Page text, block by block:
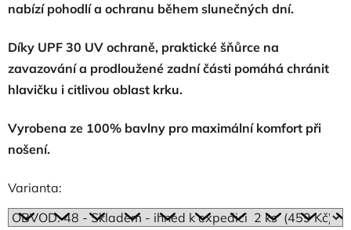
nabízí pohodlí a ochranu během slunečných dní.
Díky UPF 30 UV ochraně, praktické šňůrce na
zavazování a prodloužené zadní části pomáhá chránit
hlavičku i citlivou oblast krku.
Vyrobena ze 100% bavlny pro maximální komfort při
nošení.
Varianta: